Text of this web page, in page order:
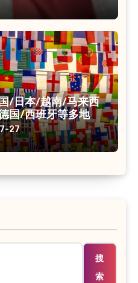
/日本/越南/马来西
国/西班牙等多地
双ISP
27
搜
索